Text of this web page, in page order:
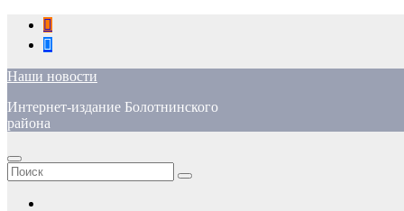
Перейти
содержимому
Наши новости
Интернет-издание Болотнинского
района